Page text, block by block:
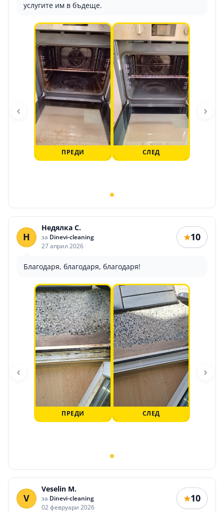
услугите им в бъдеще.
ПРЕДИ СЛЕД
‹ ›
Н
Недялка С.
за Dinevi-cleaning
27 април 2026
★10
Благодаря, благодаря, благодаря!
ПРЕДИ СЛЕД
‹ ›
V
Veselin M.
за Dinevi-cleaning
02 февруари 2026
★10